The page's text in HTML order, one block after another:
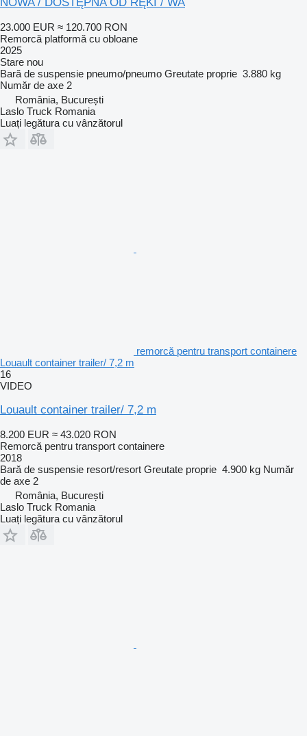
23.000 EUR ≈ 120.700 RON
Remorcă platformă cu obloane
2025
Stare nou
Bară de suspensie pneumo/pneumo Greutate proprie 3.880 kg
Număr de axe 2
România, București
Laslo Truck Romania
Luați legătura cu vânzătorul
remorcă pentru transport containere
Louault container trailer/ 7,2 m
16
VIDEO
Louault container trailer/ 7,2 m
8.200 EUR ≈ 43.020 RON
Remorcă pentru transport containere
2018
Bară de suspensie resort/resort Greutate proprie 4.900 kg Număr
de axe 2
România, București
Laslo Truck Romania
Luați legătura cu vânzătorul